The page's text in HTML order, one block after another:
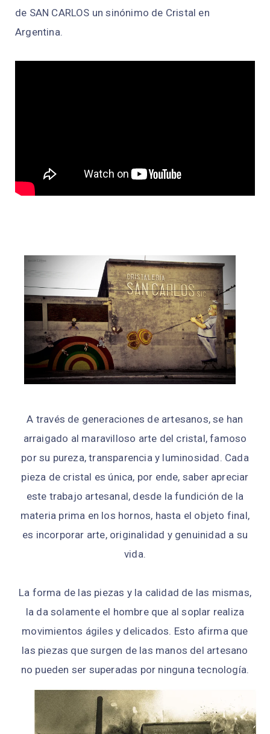
de SAN CARLOS un sinónimo de Cristal en
Argentina.
A través de generaciones de artesanos, se han
arraigado al maravilloso arte del cristal, famoso
por su pureza, transparencia y luminosidad. Cada
pieza de cristal es única, por ende, saber apreciar
este trabajo artesanal, desde la fundición de la
materia prima en los hornos, hasta el objeto final,
es incorporar arte, originalidad y genuinidad a su
vida.
La forma de las piezas y la calidad de las mismas,
la da solamente el hombre que al soplar realiza
movimientos ágiles y delicados. Esto afirma que
las piezas que surgen de las manos del artesano
no pueden ser superadas por ninguna tecnología.